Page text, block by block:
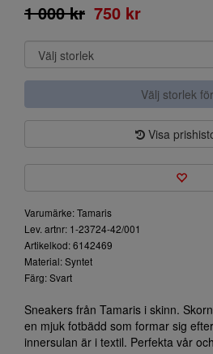
1 000 kr 750 kr
Välj storlek
Visa
Varumärke: Tamaris
Lev. artnr: 1-23724-42/001
Artikelkod: 6142469
Material: Syntet
Färg: Svart
Sneakers från Tamaris i skinn.
en mjuk fotbädd som formar sig
innersulan är i textil. Perfekta vår